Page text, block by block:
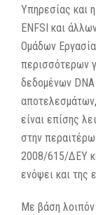
Υπηρεσίας και
ENFSI και
Ομάδων
περισσότερων
δεδομένων DNA
είναι επίσης
στην
2008/615/ΔΕΥ
ενόψει και της
Με βάση